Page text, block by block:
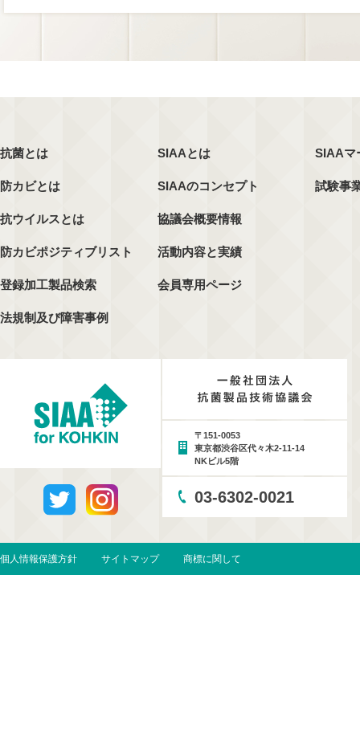
抗菌とは
防カビとは
抗ウイルスとは
防カビポジティブリスト
登録加工製品検索
法規制及び障害事例
SIAAとは
SIAAのコンセプト
協議会概要情報
活動内容と実績
会員専用ページ
SIAAマ
試験事
〒151-0053
東京都渋谷区代々木2-11-14
NKビル5階
03-6302-0021
個人情報保護方針 サイトマップ 商標に関して